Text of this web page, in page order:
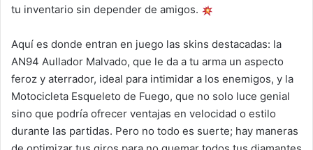
tu inventario sin depender de amigos.
Aquí es donde entran en juego las skins destacadas: la
AN94 Aullador Malvado, que le da a tu arma un aspecto
feroz y aterrador, ideal para intimidar a los enemigos, y la
Motocicleta Esqueleto de Fuego, que no solo luce genial
sino que podría ofrecer ventajas en velocidad o estilo
durante las partidas. Pero no todo es suerte; hay maneras